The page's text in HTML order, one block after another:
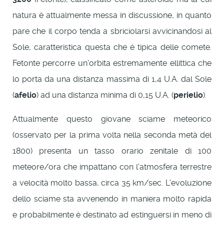
natura è attualmente messa in discussione, in quanto
pare che il corpo tenda a sbriciolarsi avvicinandosi al
Sole, caratteristica questa che è tipica delle comete.
Fetonte percorre un'orbita estremamente ellittica che
lo porta da una distanza massima di 1,4 U.A. dal Sole
(afelio) ad una distanza minima di 0,15 U.A. (perielio).
Attualmente questo giovane sciame meteorico
(osservato per la prima volta nella seconda metà del
1800) presenta un tasso orario zenitale di 100
meteore/ora che impattano con l'atmosfera terrestre
a velocità molto bassa, circa 35 km/sec. L'evoluzione
dello sciame sta avvenendo in maniera molto rapida
e probabilmente è destinato ad estinguersi in meno di